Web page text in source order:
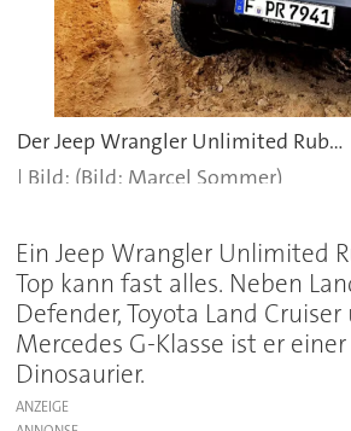
Der Jeep Wrangler Unlimited Rubicon ist ein echter Offroader.
(Bild: Marcel Sommer)
Ein Jeep Wrangler Unlimited
Top kann fast alles. Neben
Defender, Toyota Land
Mercedes G-Klasse ist er
Dinosaurier.
ANZEIGE